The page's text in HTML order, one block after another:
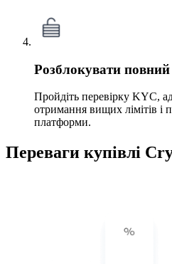
Розблокувати повний
Пройдіть перевірку KYC,
отримання вищих лімітів і
платформи.
Переваги купівлі